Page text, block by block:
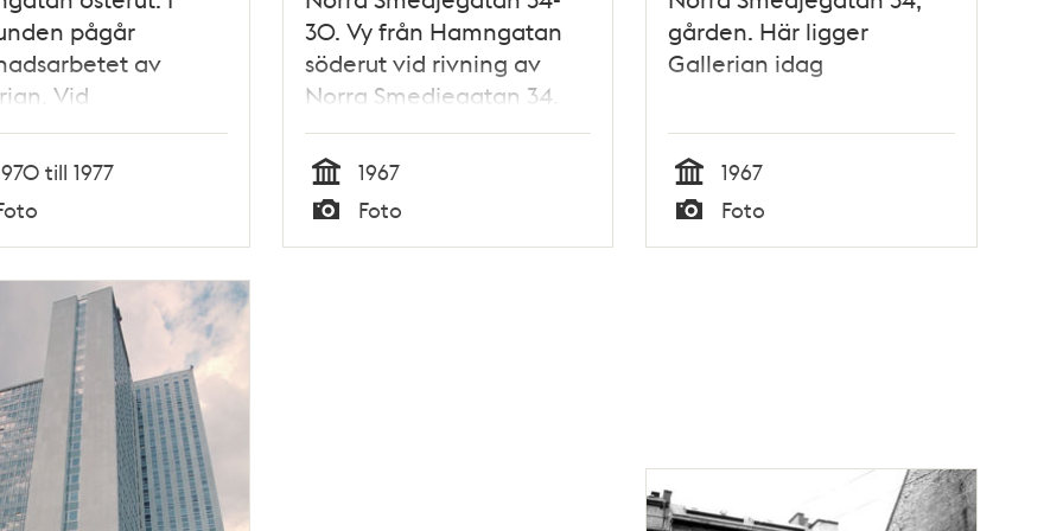
pågår
av
Vid
byggs kv.
T.v. ligger NK-
till 1977
30. Vy från Hamngatan
söderut vid rivning av
Norra Smedjegatan 34.
Här ligger Gallerian idag
Tid
1967
Typ
Foto
gården. Här ligger
Gallerian idag
Tid
1967
Typ
Foto